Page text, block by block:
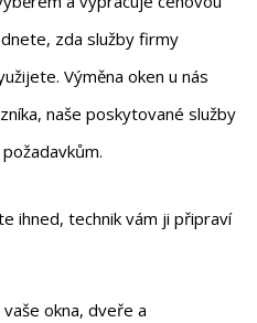
zda služby firmy
Výměna oken u nás
naše poskytované služby
ihned, technik vám ji připraví
okna, dveře a